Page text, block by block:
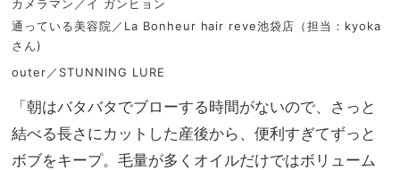
カメラマン／イ ガンヒョン
通っている美容院／La Bonheur hair reve池袋店（担当：kyoka
さん)
outer／STUNNING LURE
「朝はバタバタでブローする時間がないので、さっと
結べる長さにカットした産後から、便利すぎてずっと
ボブをキープ。毛量が多くオイルだけではボリューム